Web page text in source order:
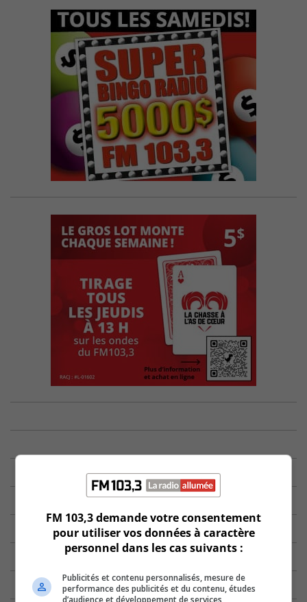
FM 103,3 demande votre consentement
pour utiliser vos données à caractère
personnel dans les cas suivants :
Publicités et contenu personnalisés, mesure de
performance des publicités et du contenu, études
d’audience et développement de services